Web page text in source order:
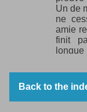
Un de
ne
amie
finit
longue
des
Back to the